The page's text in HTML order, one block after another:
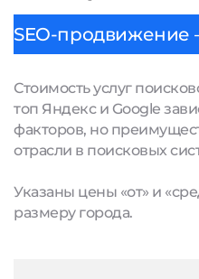
SEO-продвижение
Стоимость услуг
топ Яндекс и Google
факторов, но
отрасли в поисковых
Указаны цены «от» и
размеру города.